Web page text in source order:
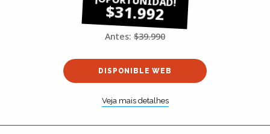
$31.992
Antes: $39.990
DISPONIBLE WEB
Veja mais detalhes